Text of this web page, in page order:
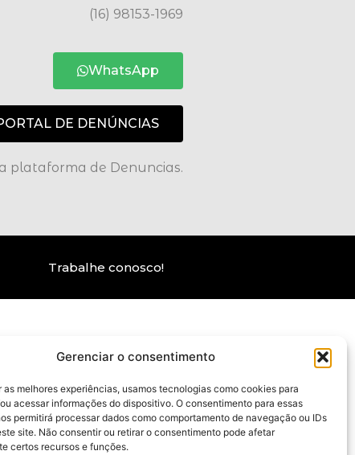
Gerenciar o consentimento
as melhores experiências, usamos tecnologias como cookies para
acessar informações do dispositivo. O consentimento para essas
permitirá processar dados como comportamento de navegação ou IDs
site. Não consentir ou retirar o consentimento pode afetar
certos recursos e funções.
(16) 98153-1969
WhatsApp
DE DENÚNCIAS
plataforma de Denuncias.
Trabalhe conosco!